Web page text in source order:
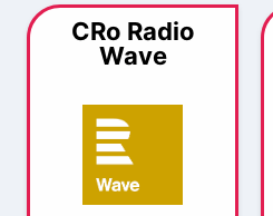
CRo Radio
Wave